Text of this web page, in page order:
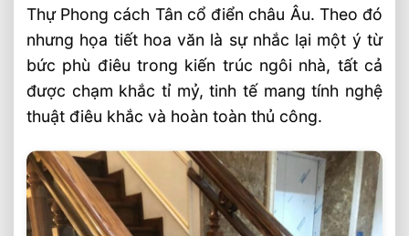
Thự Phong cách Tân cổ điển châu Âu. Theo đó
nhưng họa tiết hoa văn là sự nhắc lại một ý từ
bức phù điêu trong kiến trúc ngôi nhà, tất cả
được chạm khắc tỉ mỷ, tinh tế mang tính nghệ
thuật điêu khắc và hoàn toàn thủ công.